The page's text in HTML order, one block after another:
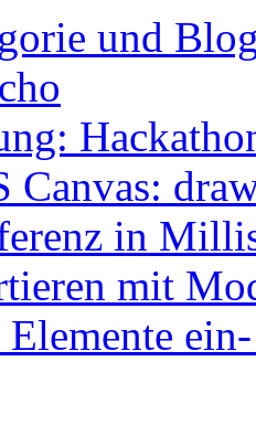
und
Canvas:
in
mit